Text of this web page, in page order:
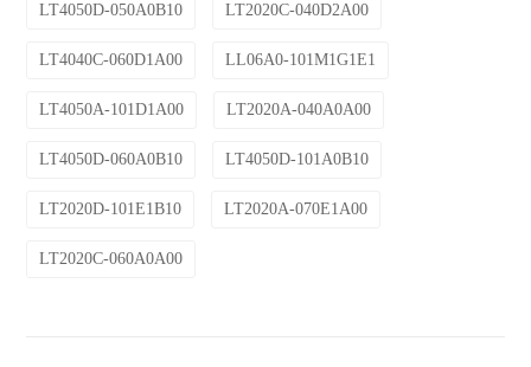
LT4050D-050A0B10 LT2020C-040D2A00
LT4040C-060D1A00 LL06A0-101M1G1E1
LT4050A-101D1A00 LT2020A-040A0A00
LT4050D-060A0B10 LT4050D-101A0B10
LT2020D-101E1B10 LT2020A-070E1A00
LT2020C-060A0A00